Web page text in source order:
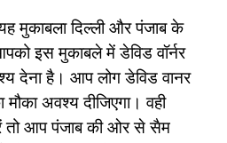
मुकाबला दिल्ली और पंजाब के
इस मुकाबले में डेविड वॉर्नर
देना है। आप लोग डेविड वानर
अवश्य दीजिएगा। वही
तो आप पंजाब की ओर से सैम